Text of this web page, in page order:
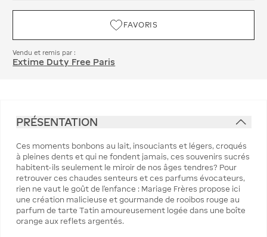
FAVORIS
Vendu et remis par :
Extime Duty Free Paris
PRÉSENTATION
Ces moments bonbons au lait, insouciants et légers, croqués
à pleines dents et qui ne fondent jamais, ces souvenirs sucrés
habitent-ils seulement le miroir de nos âges tendres? Pour
retrouver ces chaudes senteurs et ces parfums évocateurs,
rien ne vaut le goût de l’enfance : Mariage Frères propose ici
une création malicieuse et gourmande de rooibos rouge au
parfum de tarte Tatin amoureusement logée dans une boîte
orange aux reflets argentés.